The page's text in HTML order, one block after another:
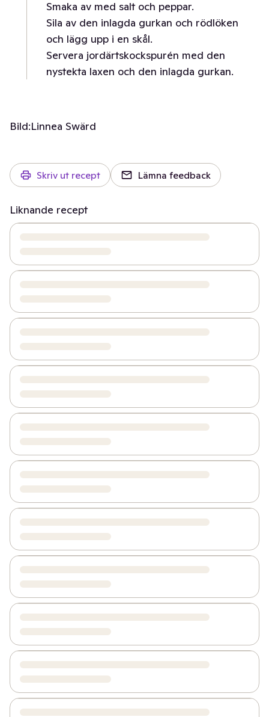
Smaka av med salt och peppar.
Sila av den inlagda gurkan och rödlöken
och lägg upp i en skål.
Servera jordärtskockspurén med den
nystekta laxen och den inlagda gurkan.
Bild:Linnea Swärd
Skriv ut recept Lämna feedback
Liknande recept